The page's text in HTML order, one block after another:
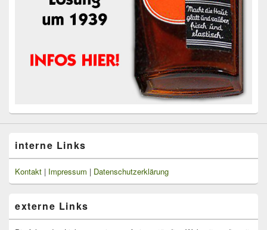
interne Links
Kontakt | Impressum | Datenschutzerklärung
externe Links